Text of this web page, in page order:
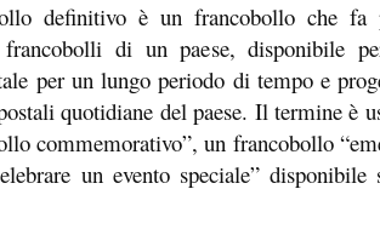
definitivo è un francobollo che fa
di un paese, disponibile
per un lungo periodo di tempo e
quotidiane del paese. Il termine è
commemorativo”, un francobollo
un evento speciale”